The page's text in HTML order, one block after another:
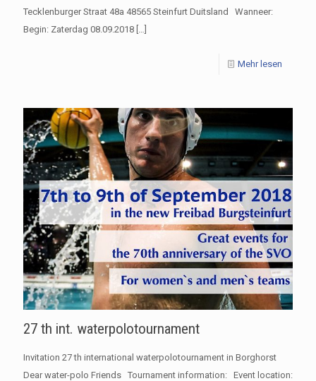
Tecklenburger Straat 48a 48565 Steinfurt Duitsland Wanneer:
Begin: Zaterdag 08.09.2018 […]
Mehr lesen
27 th int. waterpolotournament
Invitation 27 th international waterpolotournament in Borghorst
Dear water-polo Friends Tournament information: Event location: